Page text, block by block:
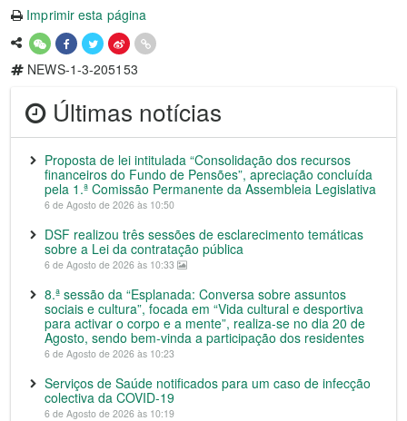
Imprimir esta página
NEWS-1-3-205153
Últimas notícias
Proposta de lei intitulada “Consolidação dos recursos
financeiros do Fundo de Pensões”, apreciação concluída
pela 1.ª Comissão Permanente da Assembleia Legislativa
6 de Agosto de 2026 às 10:50
DSF realizou três sessões de esclarecimento temáticas
sobre a Lei da contratação pública
6 de Agosto de 2026 às 10:33
8.ª sessão da “Esplanada: Conversa sobre assuntos
sociais e cultura”, focada em “Vida cultural e desportiva
para activar o corpo e a mente”, realiza-se no dia 20 de
Agosto, sendo bem-vinda a participação dos residentes
6 de Agosto de 2026 às 10:23
Serviços de Saúde notificados para um caso de infecção
colectiva da COVID-19
6 de Agosto de 2026 às 10:19